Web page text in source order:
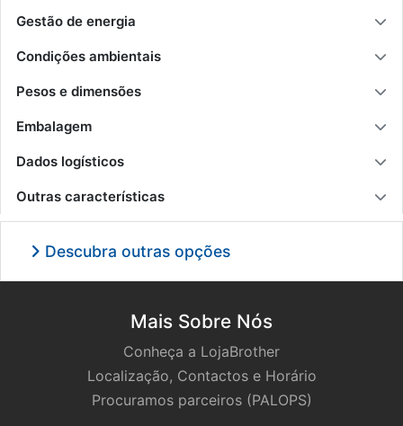
Gestão de energia
Condições ambientais
Pesos e dimensões
Embalagem
Dados logísticos
Outras características
Descubra outras opções
Mais Sobre Nós
Conheça a LojaBrother
Localização, Contactos e Horário
Procuramos parceiros (PALOPS)